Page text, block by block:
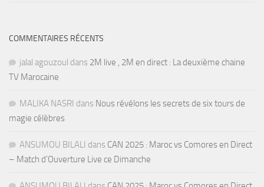
COMMENTAIRES RÉCENTS
jalal agouzoul dans 2M live , 2M en direct : La deuxième chaine
TV Marocaine
MALIKA NASRI dans Nous révélons les secrets de six tours de
magie célèbres
ANSUMOU BILALI dans CAN 2025 : Maroc vs Comores en Direct
– Match d’Ouverture Live ce Dimanche